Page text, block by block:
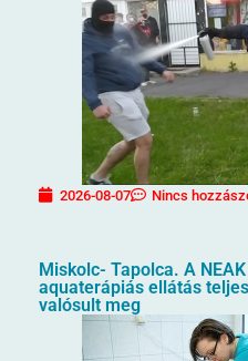
2026-08-07 Nincs
Miskolc- Tapolca. A
aquaterápiás ellátás
valósult meg